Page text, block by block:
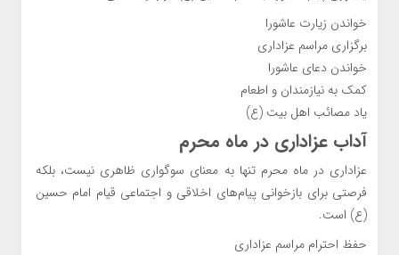
خواندن زیارت عاشورا
برگزاری مراسم عزاداری
خواندن دعای عاشورا
کمک به نیازمندان و اطعام
یاد مصائب اهل بیت (ع)
آداب عزاداری در ماه محرم
عزاداری در ماه محرم تنها به معنای سوگواری ظاهری نیست، بلکه
فرصتی برای بازخوانی پیام‌های اخلاقی و اجتماعی قیام امام حسین
(ع) است.
حفظ احترام مراسم عزاداری